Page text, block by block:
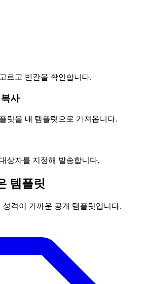
르고 빈칸을 확인합니다.
사
릿을 내 템플릿으로 가져옵니다.
상자를 지정해 발송합니다.
템플릿
성격이 가까운 공개 템플릿입니다.